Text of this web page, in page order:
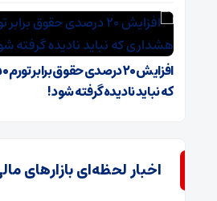
که نباید نادیده گرفته شود!
اخبار لحظه‌ای بازارهای